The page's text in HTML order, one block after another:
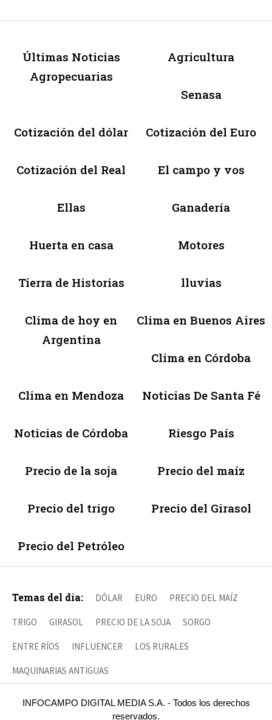
Últimas Noticias
Agropecuarias
Agricultura
Senasa
Cotización del dólar Cotización del Euro
Cotización del Real El campo y vos
Ellas Ganadería
Huerta en casa Motores
Tierra de Historias lluvias
Clima de hoy en
Argentina
Clima en Buenos Aires
Clima en Córdoba
Clima en Mendoza Noticias De Santa Fé
Noticias de Córdoba Riesgo País
Precio de la soja Precio del maíz
Precio del trigo Precio del Girasol
Precio del Petróleo
Temas del día: DÓLAR EURO PRECIO DEL MAÍZ
TRIGO GIRASOL PRECIO DE LA SOJA SORGO
ENTRE RÍOS INFLUENCER LOS RURALES
MAQUINARIAS ANTIGUAS
INFOCAMPO DIGITAL MEDIA S.A. - Todos los derechos
reservados.